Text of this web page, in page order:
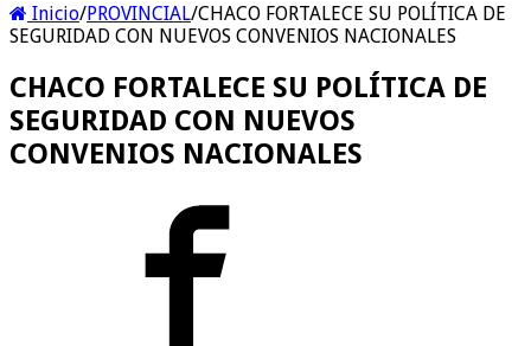
Inicio/PROVINCIAL/CHACO FORTALECE SU POLÍTICA DE
SEGURIDAD CON NUEVOS CONVENIOS NACIONALES
CHACO FORTALECE SU POLÍTICA DE
SEGURIDAD CON NUEVOS
CONVENIOS NACIONALES